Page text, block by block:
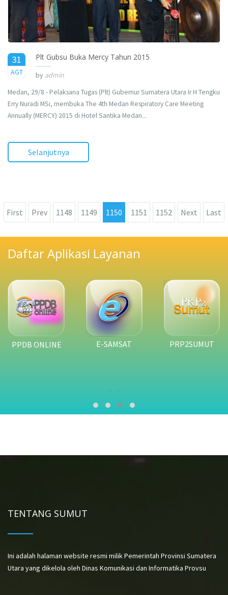
31
AGT
2015
Plt Gubsu Buka Mercy Tahun 2015
by admin
Medan, 29/8 - Pelaksana Tugas (Plt) Gubernur Sumatera Utara Ir H Tengku
Erry Nuradi MSi, membuka The 4th Medan Respiratory Care Meeting
Annually (MERCY) 2015 di Hotel Santika Medan...
Selanjutnya
First Prev 1148 1149 1150 1151 1152 Next Last
Daftar Aplikasi Layanan
E-SAMSAT PRP2SUMUT E-LAPOR
‹ ›
TENTANG SUMUT
Ini adalah halaman website resmi milik Pemerintah Provinsi Sumatera
Utara yang dikelola oleh Dinas Komunikasi dan Informatika Provsu